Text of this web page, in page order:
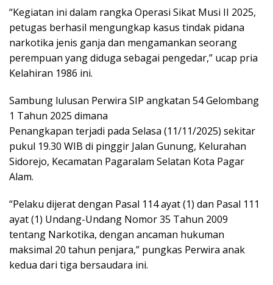
“Kegiatan ini dalam rangka Operasi Sikat Musi II 2025,
petugas berhasil mengungkap kasus tindak pidana
narkotika jenis ganja dan mengamankan seorang
perempuan yang diduga sebagai pengedar,” ucap pria
Kelahiran 1986 ini.
Sambung lulusan Perwira SIP angkatan 54 Gelombang
1 Tahun 2025 dimana
Penangkapan terjadi pada Selasa (11/11/2025) sekitar
pukul 19.30 WIB di pinggir Jalan Gunung, Kelurahan
Sidorejo, Kecamatan Pagaralam Selatan Kota Pagar
Alam.
“Pelaku dijerat dengan Pasal 114 ayat (1) dan Pasal 111
ayat (1) Undang-Undang Nomor 35 Tahun 2009
tentang Narkotika, dengan ancaman hukuman
maksimal 20 tahun penjara,” pungkas Perwira anak
kedua dari tiga bersaudara ini.